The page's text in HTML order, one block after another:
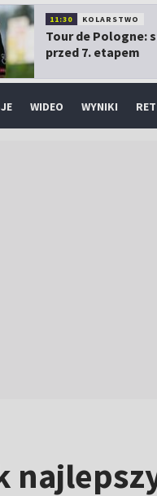
11:30 KOLARSTWO
Tour de Pologne:
przed 7. etapem
WIDEO WYNIKI